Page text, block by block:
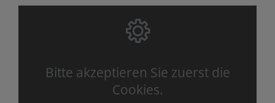
Bitte akzeptieren Sie zuerst die
Cookies.